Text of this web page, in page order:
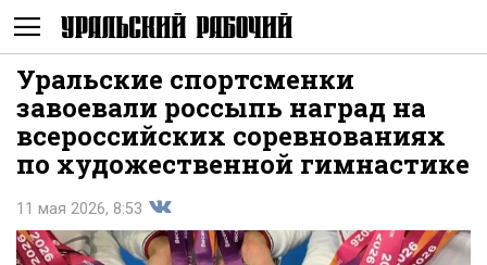
Не
Уральские спортсменки
завоевали россыпь наград на
всероссийских соревнованиях
по художественной гимнастике
11 мая 2026, 8:53